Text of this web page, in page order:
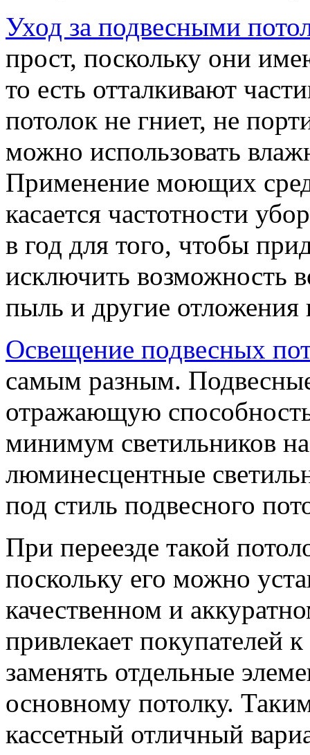
Уход за подвесными
прост, поскольку они
то есть отталкивают
потолок не гниет, не
можно использовать
Применение моющих
касается частотности
в год для того, чтобы
исключить возможность
пыль и другие отложения
Освещение подвесных
самым разным.
отражающую
минимум светильников
люминесцентные
под стиль подвесного
При переезде такой
поскольку его можно
качественном и
привлекает покупателей
заменять отдельные
основному потолку.
кассетный отличный